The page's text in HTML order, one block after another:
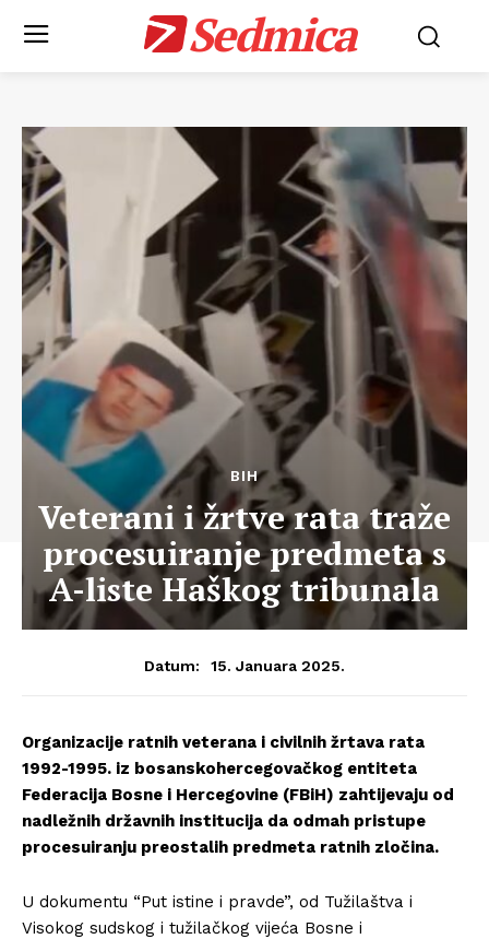
Sedmica
BIH
Veterani i žrtve rata traže
procesuiranje predmeta s
A-liste Haškog tribunala
Datum: 15. Januara 2025.
Organizacije ratnih veterana i civilnih žrtava rata
1992-1995. iz bosanskohercegovačkog entiteta
Federacija Bosne i Hercegovine (FBiH) zahtijevaju od
nadležnih državnih institucija da odmah pristupe
procesuiranju preostalih predmeta ratnih zločina.
U dokumentu “Put istine i pravde”, od Tužilaštva i
Visokog sudskog i tužilačkog vijeća Bosne i